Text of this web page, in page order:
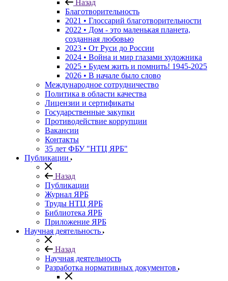
Назад
Благотворительность
2021 • Глоссарий благотворительности
2022 • Дом - это маленькая планета,
созданная любовью
2023 • От Руси до России
2024 • Война и мир глазами художника
2025 • Будем жить и помнить! 1945-2025
2026 • В начале было слово
Международное сотрудничество
Политика в области качества
Лицензии и сертификаты
Государственные закупки
Противодействие коррупции
Вакансии
Контакты
35 лет ФБУ "НТЦ ЯРБ"
Публикации
Назад
Публикации
Журнал ЯРБ
Труды НТЦ ЯРБ
Библиотека ЯРБ
Приложение ЯРБ
Научная деятельность
Назад
Научная деятельность
Разработка нормативных документов